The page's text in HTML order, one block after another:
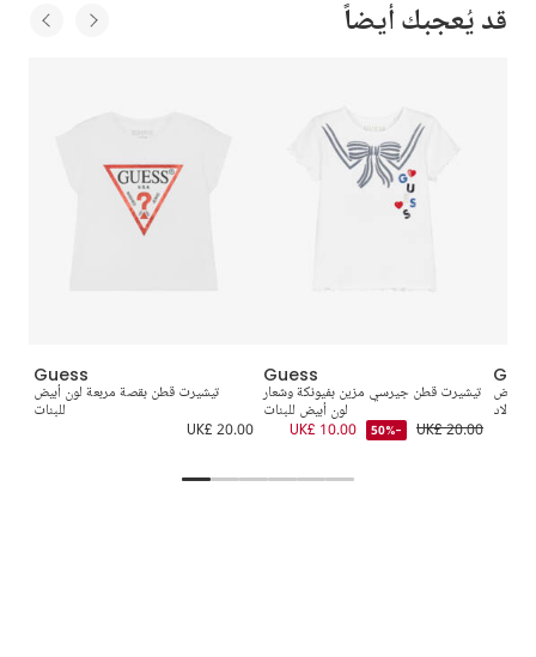
قد يُعجبك أيضاً
Guess
تيشيرت قطن بقصة مربعة لون أبيض
للبنات
UK£ 20.00
Guess
تيشيرت قطن جيرسي مزين بفيونكة وشعار
لون أبيض للبنات
UK£ 20.00
-50%
UK£ 10.00
أبيض
للأولاد